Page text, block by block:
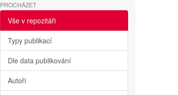
PROCHÁZET
Vše v repozitáři
Typy publikací
Dle data publikování
Autoři